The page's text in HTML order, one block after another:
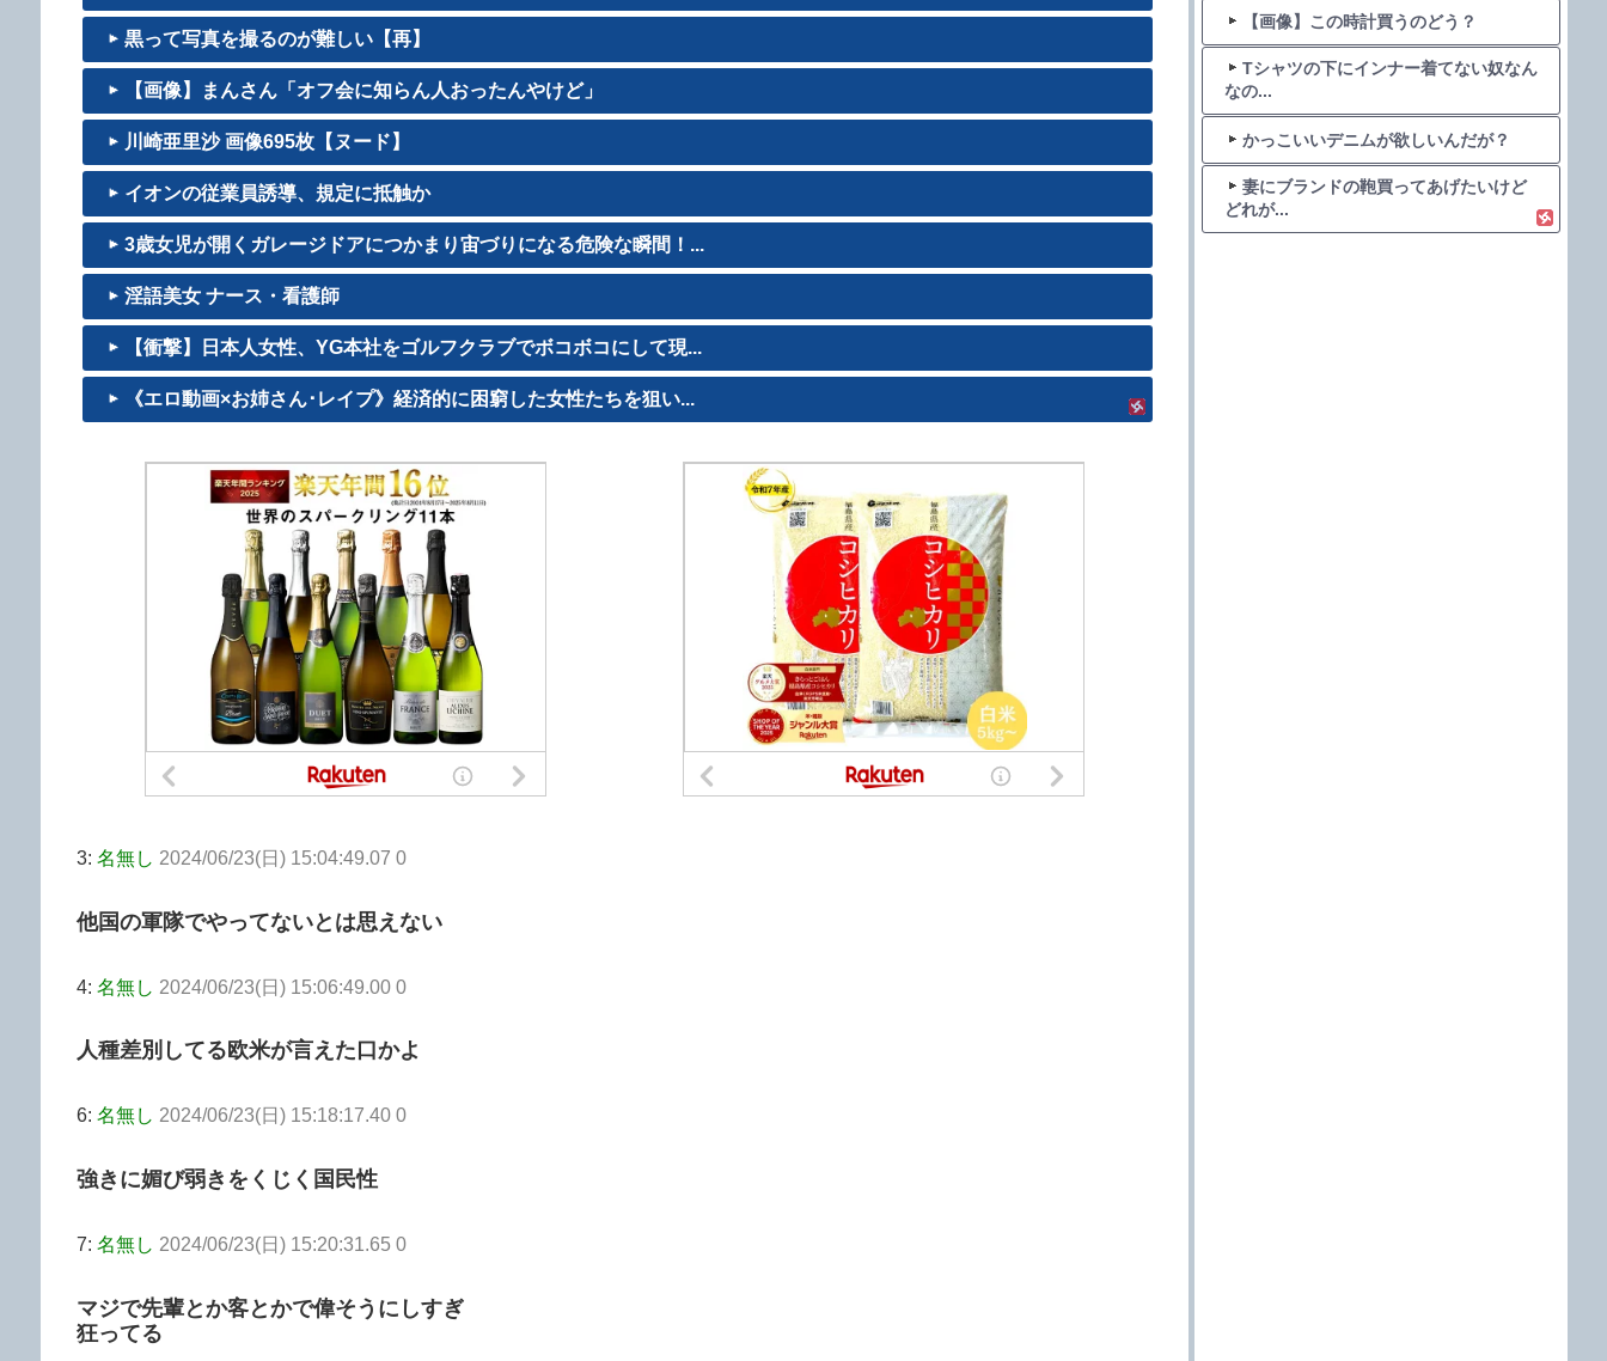
黒って写真を撮るのが難しい【再】
【画像】まんさん「オフ会に知らん人おったんやけど」
川崎亜里沙 画像695枚【ヌード】
イオンの従業員誘導、規定に抵触か
3歳女児が開くガレージドアにつかまり宙づりになる危険な瞬間！...
淫語美女 ナース・看護師
【衝撃】日本人女性、YG本社をゴルフクラブでボコボコにして現...
《エロ動画×お姉さん･レイプ》経済的に困窮した女性たちを狙い...
3: 名無し 2024/06/23(日) 15:04:49.07 0
他国の軍隊でやってないとは思えない
4: 名無し 2024/06/23(日) 15:06:49.00 0
人種差別してる欧米が言えた口かよ
6: 名無し 2024/06/23(日) 15:18:17.40 0
強きに媚び弱きをくじく国民性
7: 名無し 2024/06/23(日) 15:20:31.65 0
マジで先輩とか客とかで偉そうにしすぎ
狂ってる
【画像】この時計買うのどう？
Tシャツの下にインナー着てない奴なん
なの...
かっこいいデニムが欲しいんだが？
妻にブランドの鞄買ってあげたいけど
どれが...